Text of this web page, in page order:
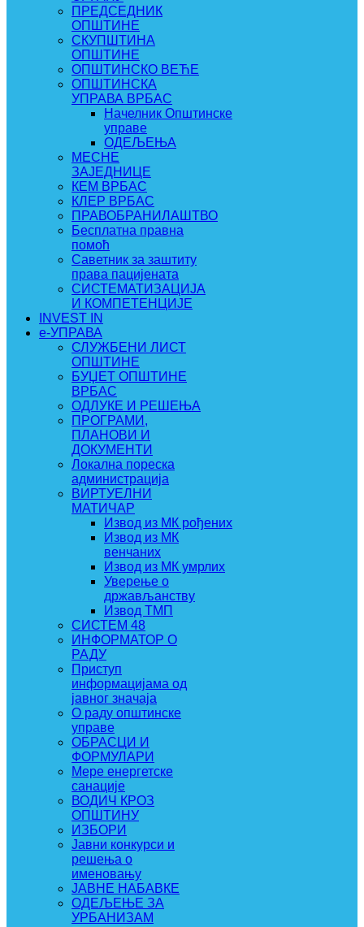
ПРЕДСЕДНИК
ОПШТИНЕ
СКУПШТИНА
ОПШТИНЕ
ОПШТИНСКО ВЕЋЕ
ОПШТИНСКА
УПРАВА ВРБАС
Начелник Општинске
управе
ОДЕЉЕЊА
МЕСНЕ
ЗАЈЕДНИЦЕ
КЕМ ВРБАС
КЛЕР ВРБАС
ПРАВОБРАНИЛАШТВО
Бесплатна правна
помоћ
Саветник за заштиту
права пацијената
СИСТЕМАТИЗАЦИЈА
И КОМПЕТЕНЦИЈЕ
INVEST IN
e-УПРАВА
СЛУЖБЕНИ ЛИСТ
ОПШТИНЕ
БУЏЕТ ОПШТИНЕ
ВРБАС
ОДЛУКЕ И РЕШЕЊА
ПРОГРАМИ,
ПЛАНОВИ И
ДОКУМЕНТИ
Локална пореска
администрација
ВИРТУЕЛНИ
МАТИЧАР
Извод из МК рођених
Извод из МК
венчаних
Извод из МК умрлих
Уверење о
држављанству
Извод ТМП
СИСТЕМ 48
ИНФОРМАТОР О
РАДУ
Приступ
информацијама од
јавног значаја
О раду општинске
управе
ОБРАСЦИ И
ФОРМУЛАРИ
Мере енергетске
санације
ВОДИЧ КРОЗ
ОПШТИНУ
ИЗБОРИ
Јавни конкурси и
решења о
именовању
ЈАВНЕ НАБАВКЕ
ОДЕЉЕЊЕ ЗА
УРБАНИЗАМ